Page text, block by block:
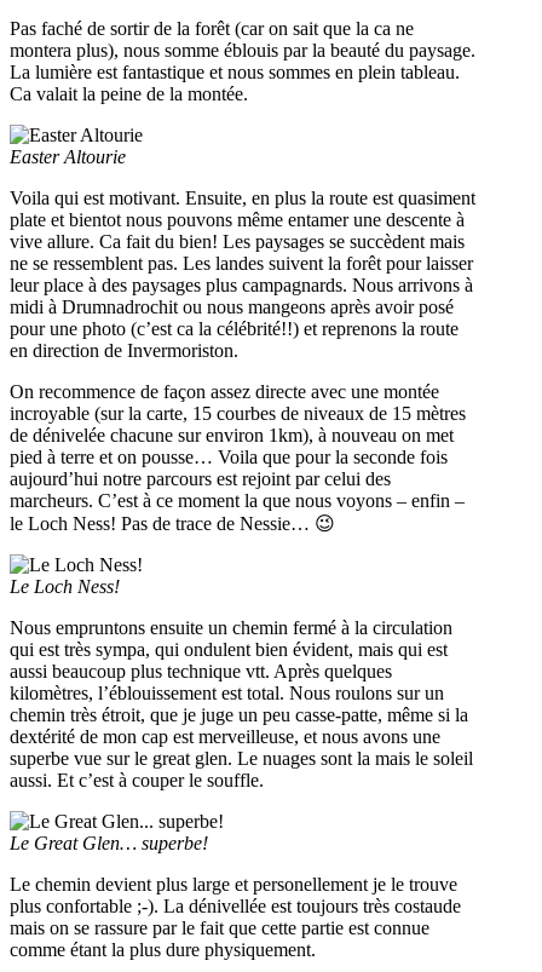
Pas faché de sortir de la forêt (car on sait que la ca ne
montera plus), nous somme éblouis par la beauté du paysage.
La lumière est fantastique et nous sommes en plein tableau.
Ca valait la peine de la montée.
Easter Altourie
Voila qui est motivant. Ensuite, en plus la route est quasiment
plate et bientot nous pouvons même entamer une descente à
vive allure. Ca fait du bien! Les paysages se succèdent mais
ne se ressemblent pas. Les landes suivent la forêt pour laisser
leur place à des paysages plus campagnards. Nous arrivons à
midi à Drumnadrochit ou nous mangeons après avoir posé
pour une photo (c’est ca la célébrité!!) et reprenons la route
en direction de Invermoriston.
On recommence de façon assez directe avec une montée
incroyable (sur la carte, 15 courbes de niveaux de 15 mètres
de dénivelée chacune sur environ 1km), à nouveau on met
pied à terre et on pousse… Voila que pour la seconde fois
aujourd’hui notre parcours est rejoint par celui des
marcheurs. C’est à ce moment la que nous voyons – enfin –
le Loch Ness! Pas de trace de Nessie… 😉
Le Loch Ness!
Nous empruntons ensuite un chemin fermé à la circulation
qui est très sympa, qui ondulent bien évident, mais qui est
aussi beaucoup plus technique vtt. Après quelques
kilomètres, l’éblouissement est total. Nous roulons sur un
chemin très étroit, que je juge un peu casse-patte, même si la
dextérité de mon cap est merveilleuse, et nous avons une
superbe vue sur le great glen. Le nuages sont la mais le soleil
aussi. Et c’est à couper le souffle.
Le Great Glen… superbe!
Le chemin devient plus large et personellement je le trouve
plus confortable ;-). La dénivellée est toujours très costaude
mais on se rassure par le fait que cette partie est connue
comme étant la plus dure physiquement.